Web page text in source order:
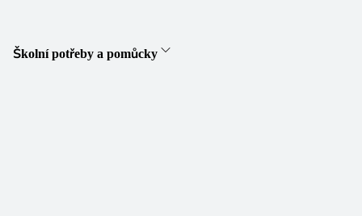
Školní potřeby a pomůcky